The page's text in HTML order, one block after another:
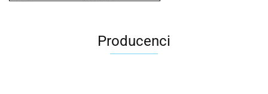
Producenci